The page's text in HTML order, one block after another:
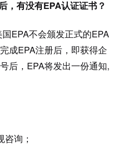
，有没有EPA认证证书？
EPA不会颁发正式的EPA
成EPA注册后，即获得企
后，EPA将发出一份通知,
询；